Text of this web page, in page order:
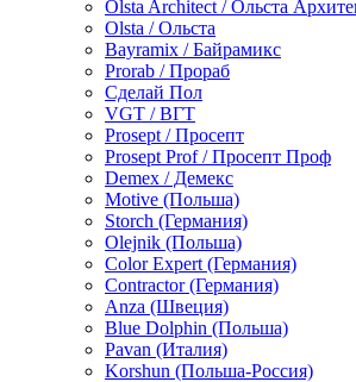
под декоративные
для гипсокартона
под штукатурку
Герметик
акриловые
силиконовые
силиконовые
шовные для срубов
для кровли
для каминов
полиуретановые
Декоративные штукатурки и
краски для декора, патина
мокрый шелк
венецианские (эффект
песок (эффект песчаных
декоративная шпаклевка
Olsta Architect / Ольста
Olsta / Ольста
Bayramix / Байрамикс
Prorab / Прораб
Сделай Пол
VGT / ВГТ
Prosept / Просепт
Prosept Prof / Просепт Проф
Demex / Демекс
Motive (Польша)
Storch (Германия)
Olejnik (Польша)
Color Expert (Германия)
Contractor (Германия)
Anza (Швеция)
Blue Dolphin (Польша)
Pavan (Италия)
Korshun (Польша-Россия)